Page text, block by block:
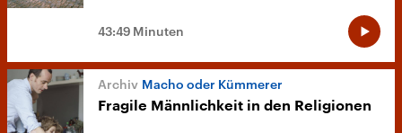
43:49 Minuten
Macho oder Kümmerer
Fragile Männlichkeit in den Religionen